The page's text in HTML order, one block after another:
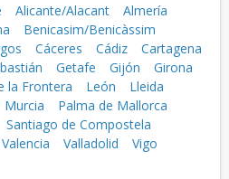
Alicante/Alacant
Almería
Benicasim/Benicàssim
Cáceres Cádiz
Cartagena
Getafe Gijón
Girona
la Frontera León
Lleida
Murcia
Palma de Mallorca
Santiago de Compostela
Valencia Valladolid
Vigo